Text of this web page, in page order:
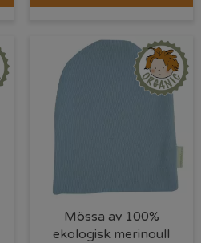
Mössa av 100%
ekologisk merinoull